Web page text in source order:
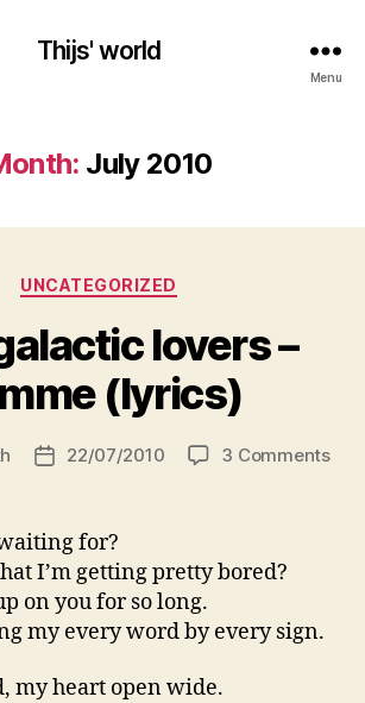
Thijs' world
Menu
July 2010
Categories
UNCATEGORIZED
lovers –
(lyrics)
Post22/07/2010 3 Commentson
for?
I’m getting pretty bored?
on you for so long.
my every word by every sign.
my heart open wide.